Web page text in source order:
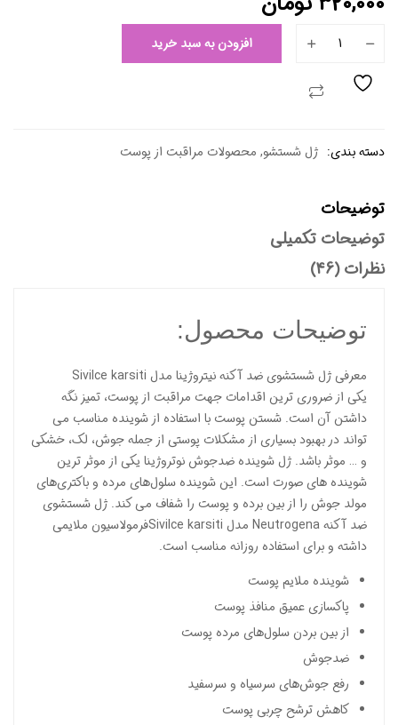
افزودن به سبد خرید
دسته بندی: ژل شستشو, محصولات مراقبت از پوست
توضیحات
توضیحات تکمیلی
نظرات (46)
توضیحات محصول:
معرفی ژل شستشوی ضد آکنه نیتروژینا مدل Sivilce karsiti
یکی از ضروری ترین اقدامات جهت مراقبت از پوست، تمیز نگه
داشتن آن است. شستن پوست با استفاده از شوینده مناسب می
تواند در بهبود بسیاری از مشکلات پوستی از جمله جوش، لک، خشکی
و … موثر باشد. ژل شوینده ضدجوش نوتروژینا یکی از موثر ترین
شوینده های صورت است. این شوینده سلول‌های مرده و باکتری‌های
مولد جوش را از بین برده و پوست را شفاف می کند. ژل شستشوی
ضد آکنه Neutrogena مدل Sivilce karsitiفرمولاسیون ملایمی
داشته و برای استفاده روزانه مناسب است.
شوینده ملایم پوست
پاکسازی عمیق منافذ پوست
از بین بردن سلول‌های مرده پوست
ضدجوش
رفع جوش‌های سرسیاه و سرسفید
کاهش ترشح چربی پوست